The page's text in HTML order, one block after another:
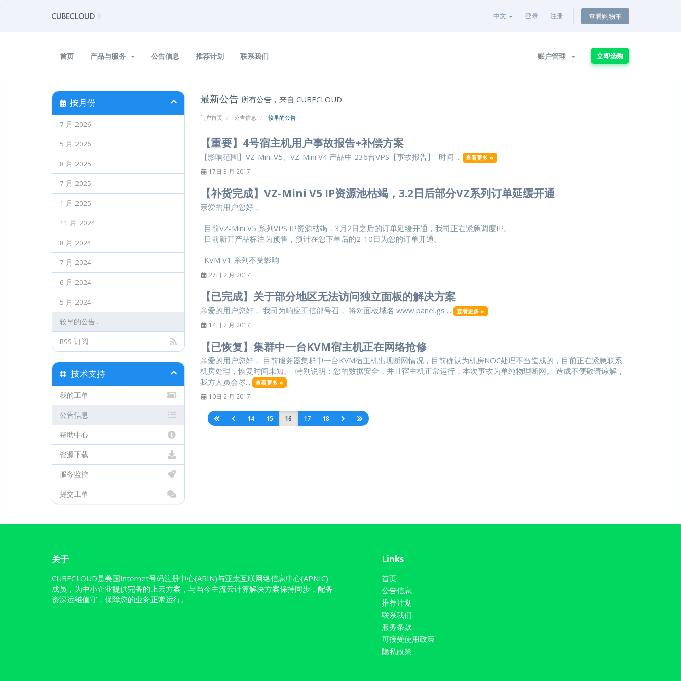
中文 登录 注册 查看购物车
首页 产品与服务 公告信息 推荐计划 联系我们 账户管理 立即选购
最新公告 所有公告，来自 CUBECLOUD
门户首页 公告信息 较早的公告
按月份
7 月 2026
5 月 2026
8 月 2025
7 月 2025
1 月 2025
11 月 2024
8 月 2024
7 月 2024
6 月 2024
5 月 2024
较早的公告...
RSS 订阅
【重要】4号宿主机用户事故报告+补偿方案
【影响范围】VZ-Mini V5、VZ-Mini V4 产品中 236台VPS【事故报告】 时间 ... 查看更多 »
17日 3 月 2017
【补货完成】VZ-Mini V5 IP资源池枯竭，3.2日后部分VZ系列订单延缓开通
亲爱的用户您好，
目前VZ-Mini V5 系列VPS IP资源枯竭，3月2日之后的订单延缓开通，我司正在紧急调度IP。
目前新开产品标注为预售，预计在您下单后的2-10日为您的订单开通。
KVM V1 系列不受影响
27日 2 月 2017
【已完成】关于部分地区无法访问独立面板的解决方案
亲爱的用户您好， 我司为响应工信部号召， 将对面板域名 www.panel.gs ... 查看更多 »
14日 2 月 2017
【已恢复】集群中一台KVM宿主机正在网络抢修
亲爱的用户您好， 目前服务器集群中一台KVM宿主机出现断网情况，目前确认为机房NOC处理不当造成的，目前正在紧急联系
机房处理，恢复时间未知。 特别说明：您的数据安全，并且宿主机正常运行，本次事故为单纯物理断网。 造成不便敬请谅解，
我方人员会尽...
查看更多 »
10日 2 月 2017
14 15 16 17 18
技术支持
我的工单
公告信息
帮助中心
资源下载
服务监控
提交工单
关于
CUBECLOUD是美国Internet号码注册中心(ARIN)与亚太互联网络信息中心(APNIC)
成员，为中小企业提供完备的上云方案，与当今主流云计算解决方案保持同步，配备
资深运维值守，保障您的业务正常运行。
Links
首页
公告信息
推荐计划
联系我们
服务条款
可接受使用政策
隐私政策